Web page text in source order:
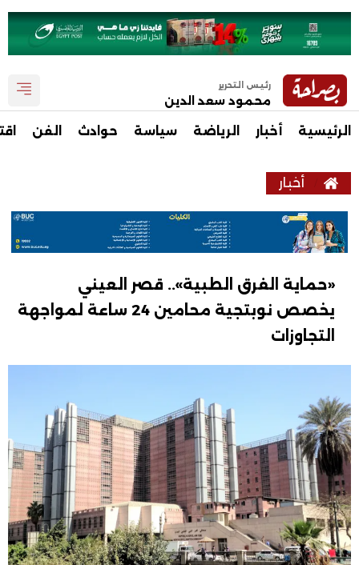
رئيس التحرير
محمود سعد الدين
الرئيسية أخبار الرياضة سياسة حوادث الفن
أخبار
«حماية الفرق الطبية».. قصر العيني
يخصص نوبتجية محامين 24 ساعة لمواجهة
التجاوزات